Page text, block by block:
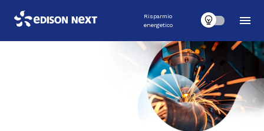
Risparmio
energetico